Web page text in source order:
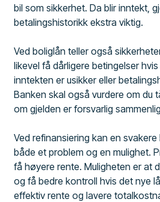
bil som sikkerhet. Da blir inntekt,
betalingshistorikk ekstra viktig.
Ved boliglån teller også
likevel få dårligere betingelser
inntekten er usikker eller
Banken skal også vurdere om du
om gjelden er forsvarlig
Ved refinansiering kan en
både et problem og en mulighet.
få høyere rente. Muligheten er at
og få bedre kontroll hvis det nye
effektiv rente og lavere